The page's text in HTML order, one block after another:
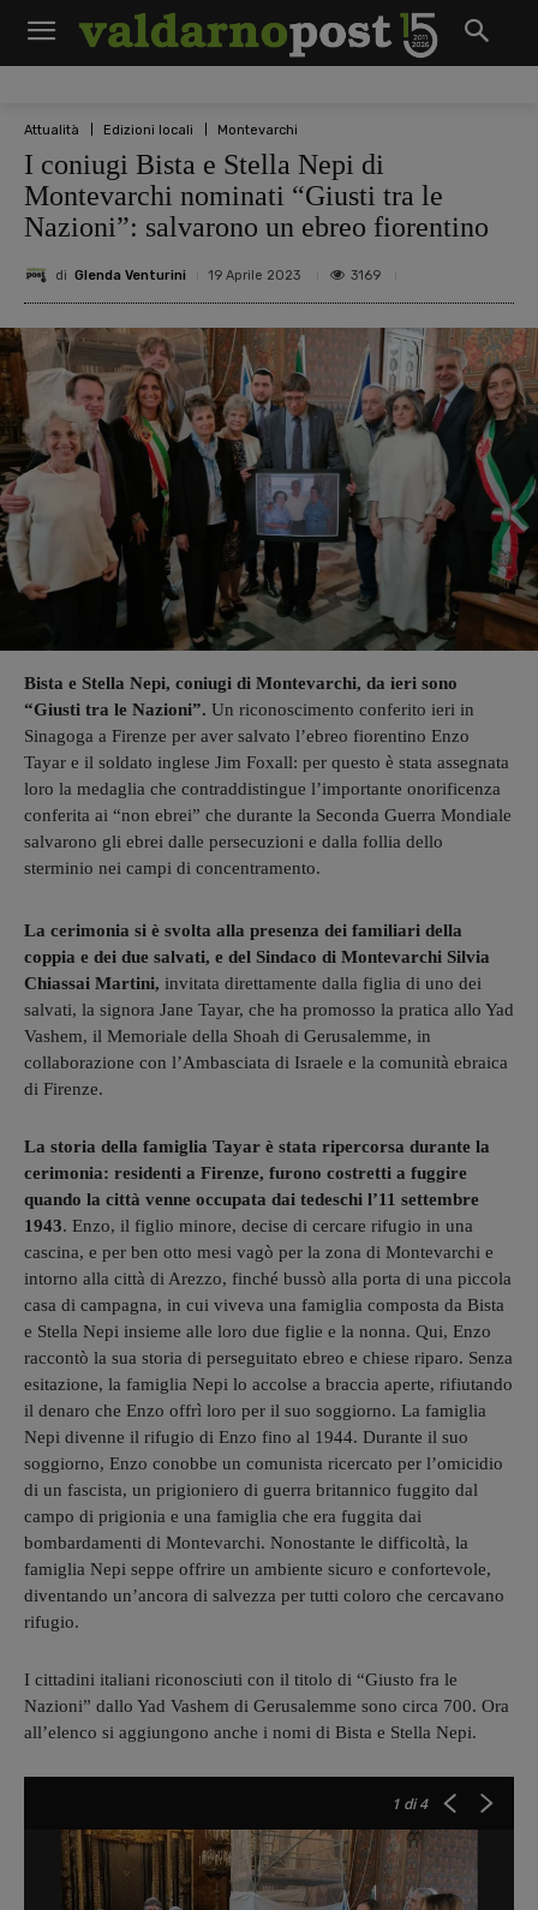
Attualità Edizioni locali Montevarchi
I coniugi Bista e Stella Nepi di
Montevarchi nominati “Giusti tra le
Nazioni”: salvarono un ebreo fiorentino
di Glenda Venturini 19 Aprile 2023 3169
Bista e Stella Nepi, coniugi di Montevarchi, da ieri sono
“Giusti tra le Nazioni”. Un riconoscimento conferito ieri in
Sinagoga a Firenze per aver salvato l’ebreo fiorentino Enzo
Tayar e il soldato inglese Jim Foxall: per questo è stata assegnata
loro la medaglia che contraddistingue l’importante onorificenza
conferita ai “non ebrei” che durante la Seconda Guerra Mondiale
salvarono gli ebrei dalle persecuzioni e dalla follia dello
sterminio nei campi di concentramento.
La cerimonia si è svolta alla presenza dei familiari della
coppia e dei due salvati, e del Sindaco di Montevarchi Silvia
Chiassai Martini, invitata direttamente dalla figlia di uno dei
salvati, la signora Jane Tayar, che ha promosso la pratica allo Yad
Vashem, il Memoriale della Shoah di Gerusalemme, in
collaborazione con l’Ambasciata di Israele e la comunità ebraica
di Firenze.
La storia della famiglia Tayar è stata ripercorsa durante la
cerimonia: residenti a Firenze, furono costretti a fuggire
quando la città venne occupata dai tedeschi l’11 settembre
1943. Enzo, il figlio minore, decise di cercare rifugio in una
cascina, e per ben otto mesi vagò per la zona di Montevarchi e
intorno alla città di Arezzo, finché bussò alla porta di una piccola
casa di campagna, in cui viveva una famiglia composta da Bista
e Stella Nepi insieme alle loro due figlie e la nonna. Qui, Enzo
raccontò la sua storia di perseguitato ebreo e chiese riparo. Senza
esitazione, la famiglia Nepi lo accolse a braccia aperte, rifiutando
il denaro che Enzo offrì loro per il suo soggiorno. La famiglia
Nepi divenne il rifugio di Enzo fino al 1944. Durante il suo
soggiorno, Enzo conobbe un comunista ricercato per l’omicidio
di un fascista, un prigioniero di guerra britannico fuggito dal
campo di prigionia e una famiglia che era fuggita dai
bombardamenti di Montevarchi. Nonostante le difficoltà, la
famiglia Nepi seppe offrire un ambiente sicuro e confortevole,
diventando un’ancora di salvezza per tutti coloro che cercavano
rifugio.
I cittadini italiani riconosciuti con il titolo di “Giusto fra le
Nazioni” dallo Yad Vashem di Gerusalemme sono circa 700. Ora
all’elenco si aggiungono anche i nomi di Bista e Stella Nepi.
1 di 4